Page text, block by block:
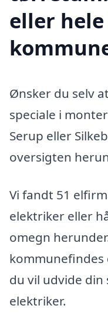
eller
Ønsker du selv
speciale i
Serup eller
oversigten
Vi fandt 51
elektriker eller
omegn
kommunefindes
du vil udvide
elektriker.